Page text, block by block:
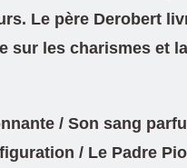
Le père Derobert
sur les charismes et
/ Son sang
/ Le Padre